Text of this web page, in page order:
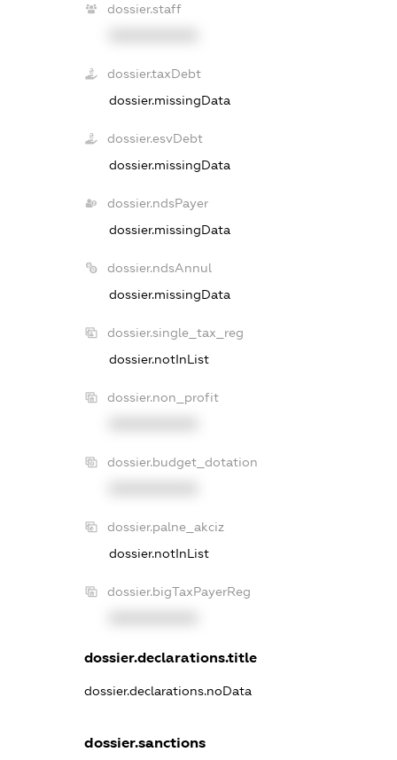
dossier.staff
dossier.taxDebt
dossier.missingData
dossier.esvDebt
dossier.missingData
dossier.ndsPayer
dossier.missingData
dossier.ndsAnnul
dossier.missingData
dossier.single_tax_reg
dossier.notInList
dossier.non_profit
dossier.budget_dotation
dossier.palne_akciz
dossier.notInList
dossier.bigTaxPayerReg
dossier.declarations.title
dossier.declarations.noData
dossier.sanctions